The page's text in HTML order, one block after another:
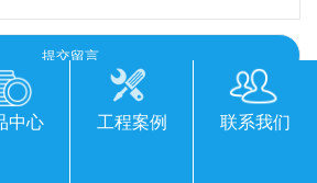
中心 工程案例 联系我们